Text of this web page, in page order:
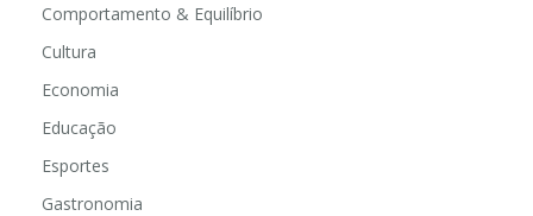
Comportamento & Equilíbrio
Cultura
Economia
Educação
Esportes
Gastronomia